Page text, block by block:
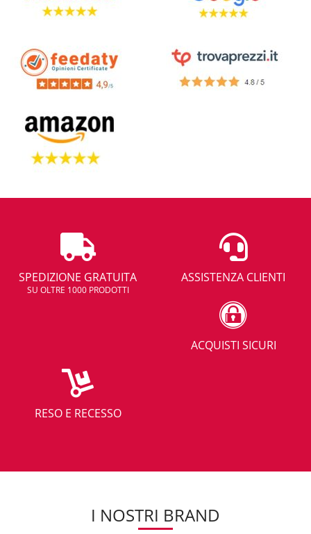
SPEDIZIONE GRATUITA
SU OLTRE 1000 PRODOTTI
ASSISTENZA CLIENTI
ACQUISTI SICURI
RESO E RECESSO
I NOSTRI BRAND